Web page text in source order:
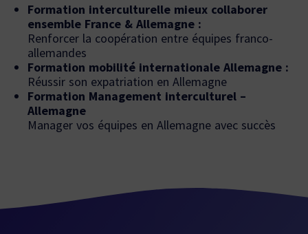
Formation interculturelle mieux collaborer
ensemble France & Allemagne :
Renforcer la coopération entre équipes franco-
allemandes
Formation mobilité internationale Allemagne :
Réussir son expatriation en Allemagne
Formation Management interculturel –
Allemagne
Manager vos équipes en Allemagne avec succès